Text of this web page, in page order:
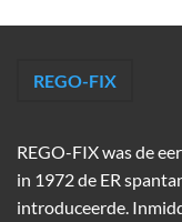
REGO-FIX
REGO-FIX was de
in 1972 de ER
introduceerde.